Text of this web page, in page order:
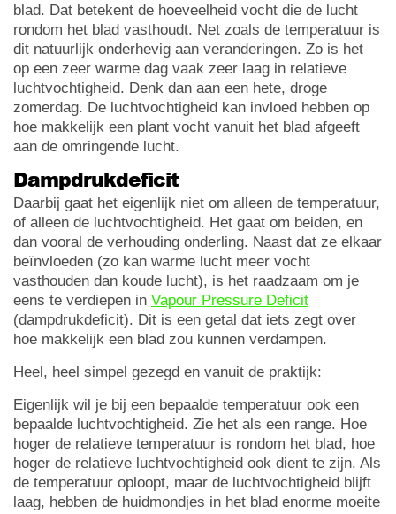
blad. Dat betekent de hoeveelheid vocht die de lucht
rondom het blad vasthoudt. Net zoals de temperatuur is
dit natuurlijk onderhevig aan veranderingen. Zo is het
op een zeer warme dag vaak zeer laag in relatieve
luchtvochtigheid. Denk dan aan een hete, droge
zomerdag. De luchtvochtigheid kan invloed hebben op
hoe makkelijk een plant vocht vanuit het blad afgeeft
aan de omringende lucht.
Dampdrukdeficit
Daarbij gaat het eigenlijk niet om alleen de temperatuur,
of alleen de luchtvochtigheid. Het gaat om beiden, en
dan vooral de verhouding onderling. Naast dat ze elkaar
beïnvloeden (zo kan warme lucht meer vocht
vasthouden dan koude lucht), is het raadzaam om je
eens te verdiepen in Vapour Pressure Deficit
(dampdrukdeficit). Dit is een getal dat iets zegt over
hoe makkelijk een blad zou kunnen verdampen.
Heel, heel simpel gezegd en vanuit de praktijk:
Eigenlijk wil je bij een bepaalde temperatuur ook een
bepaalde luchtvochtigheid. Zie het als een range. Hoe
hoger de relatieve temperatuur is rondom het blad, hoe
hoger de relatieve luchtvochtigheid ook dient te zijn. Als
de temperatuur oploopt, maar de luchtvochtigheid blijft
laag, hebben de huidmondjes in het blad enorme moeite